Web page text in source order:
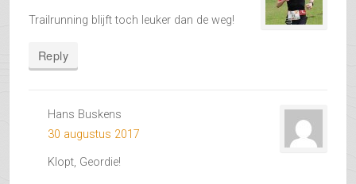
Trailrunning blijft toch leuker dan de weg!
Reply
Hans Buskens
30 augustus 2017
Klopt, Geordie!